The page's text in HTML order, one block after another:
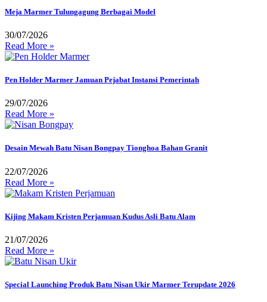
Meja Marmer Tulungagung Berbagai Model
30/07/2026
Read More »
Pen Holder Marmer Jamuan Pejabat Instansi Pemerintah
29/07/2026
Read More »
Desain Mewah Batu Nisan Bongpay Tionghoa Bahan Granit
22/07/2026
Read More »
Kijing Makam Kristen Perjamuan Kudus Asli Batu Alam
21/07/2026
Read More »
Special Launching Produk Batu Nisan Ukir Marmer Terupdate 2026